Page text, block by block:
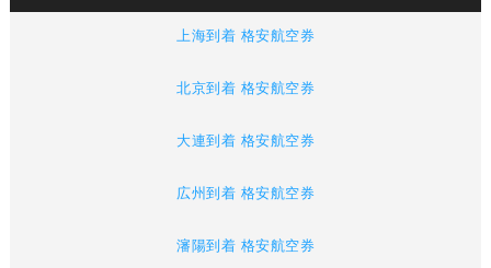
上海到着 格安航空券
北京到着 格安航空券
大連到着 格安航空券
広州到着 格安航空券
瀋陽到着 格安航空券